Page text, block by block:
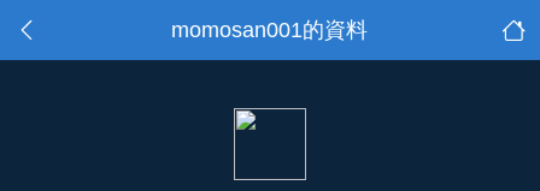
momosan001的資料